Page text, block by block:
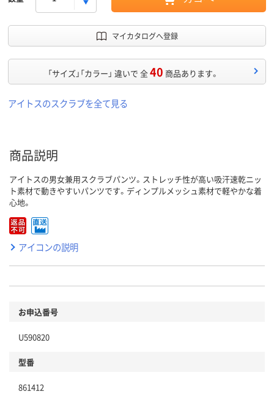
マイカタログへ登録
「サイズ」「カラー」 違いで 全40 商品あります。
アイトスのスクラブを全て見る
商品説明
アイトスの男女兼用スクラブパンツ。ストレッチ性が高い吸汗速乾ニッ
ト素材で動きやすいパンツです。ディンプルメッシュ素材で軽やかな着
心地。
アイコンの説明
お申込番号
U590820
型番
861412